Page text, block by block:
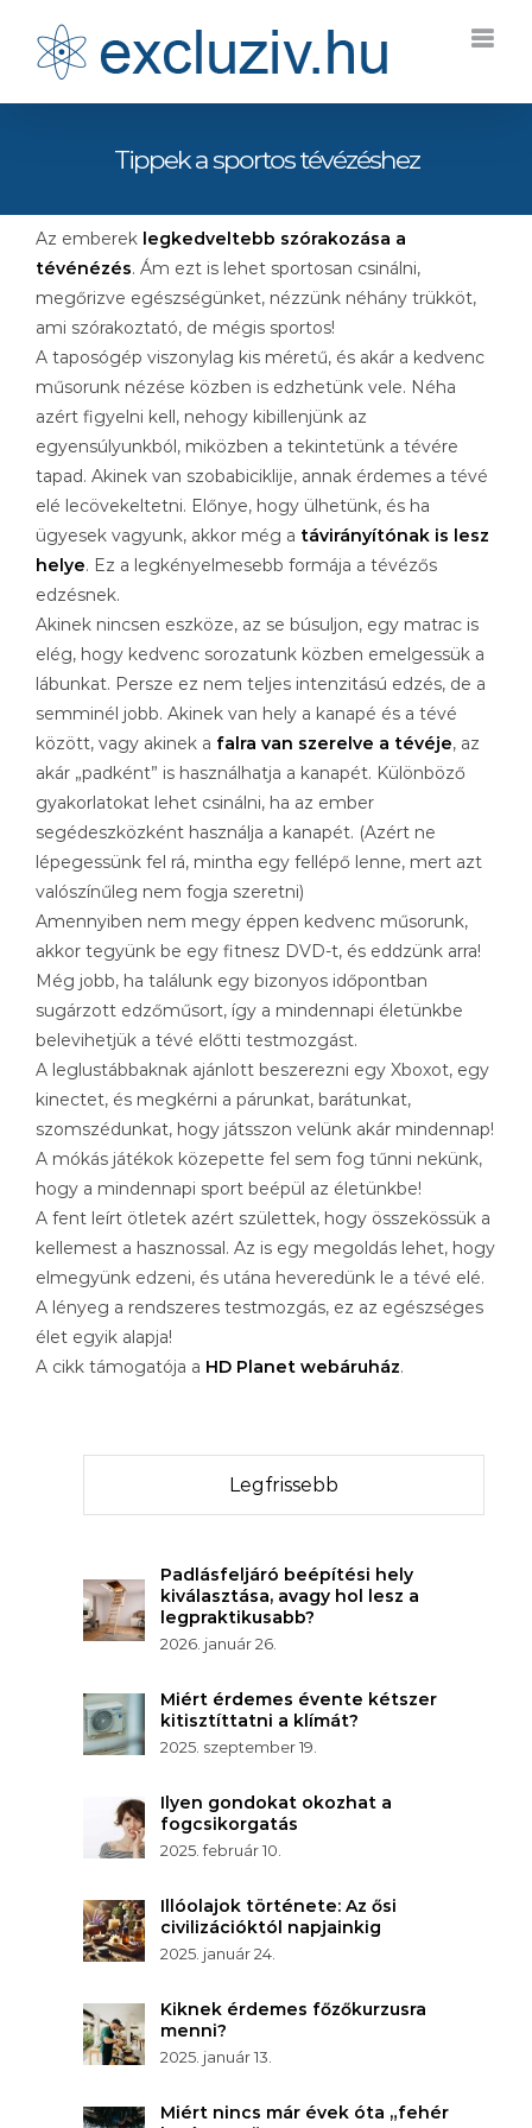
Tippek a sportos tévézéshez
Az emberek legkedveltebb szórakozása a
tévénézés. Ám ezt is lehet sportosan csinálni,
megőrizve egészségünket, nézzünk néhány trükköt,
ami szórakoztató, de mégis sportos!
A taposógép viszonylag kis méretű, és akár a kedvenc
műsorunk nézése közben is edzhetünk vele. Néha
azért figyelni kell, nehogy kibillenjünk az
egyensúlyunkból, miközben a tekintetünk a tévére
tapad. Akinek van szobabiciklije, annak érdemes a tévé
elé lecövekeltetni. Előnye, hogy ülhetünk, és ha
ügyesek vagyunk, akkor még a távirányítónak is lesz
helye. Ez a legkényelmesebb formája a tévézős
edzésnek.
Akinek nincsen eszköze, az se búsuljon, egy matrac is
elég, hogy kedvenc sorozatunk közben emelgessük a
lábunkat. Persze ez nem teljes intenzitású edzés, de a
semminél jobb. Akinek van hely a kanapé és a tévé
között, vagy akinek a falra van szerelve a tévéje, az
akár „padként” is használhatja a kanapét. Különböző
gyakorlatokat lehet csinálni, ha az ember
segédeszközként használja a kanapét. (Azért ne
lépegessünk fel rá, mintha egy fellépő lenne, mert azt
valószínűleg nem fogja szeretni)
Amennyiben nem megy éppen kedvenc műsorunk,
akkor tegyünk be egy fitnesz DVD-t, és eddzünk arra!
Még jobb, ha találunk egy bizonyos időpontban
sugárzott edzőműsort, így a mindennapi életünkbe
belevihetjük a tévé előtti testmozgást.
A leglustábbaknak ajánlott beszerezni egy Xboxot, egy
kinectet, és megkérni a párunkat, barátunkat,
szomszédunkat, hogy játsszon velünk akár mindennap!
A mókás játékok közepette fel sem fog tűnni nekünk,
hogy a mindennapi sport beépül az életünkbe!
A fent leírt ötletek azért születtek, hogy összekössük a
kellemest a hasznossal. Az is egy megoldás lehet, hogy
elmegyünk edzeni, és utána heveredünk le a tévé elé.
A lényeg a rendszeres testmozgás, ez az egészséges
élet egyik alapja!
A cikk támogatója a HD Planet webáruház.
Legfrissebb
Padlásfeljáró beépítési hely
kiválasztása, avagy hol lesz a
legpraktikusabb?
2026. január 26.
Miért érdemes évente kétszer
kitisztíttatni a klímát?
2025. szeptember 19.
Ilyen gondokat okozhat a
fogcsikorgatás
2025. február 10.
Illóolajok története: Az ősi
civilizációktól napjainkig
2025. január 24.
Kiknek érdemes főzőkurzusra
menni?
2025. január 13.
Miért nincs már évek óta „fehér